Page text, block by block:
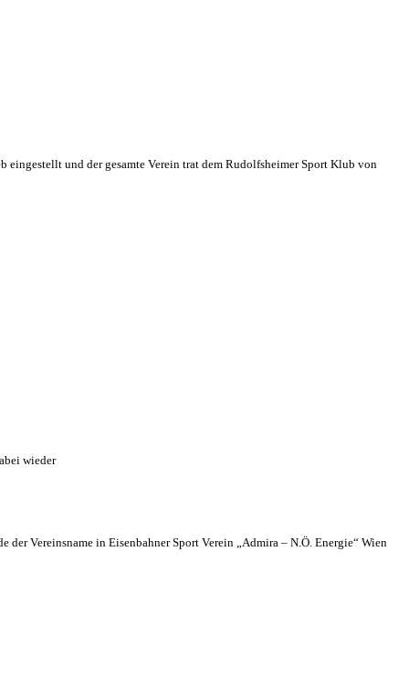
eingestellt und der gesamte Verein trat dem Rudolfsheimer Sport Klub von
wieder
der Vereinsname in Eisenbahner Sport Verein „Admira – N.Ö. Energie“ Wien